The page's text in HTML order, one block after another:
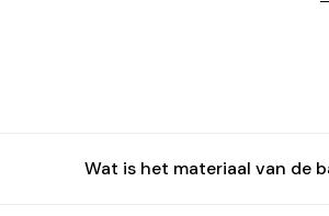
Wat is het materiaal van de
Connexion requise